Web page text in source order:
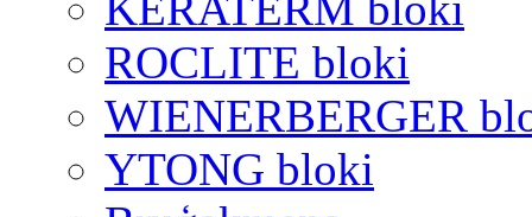
ROCLITE bloki
WIENERBERGER
YTONG bloki